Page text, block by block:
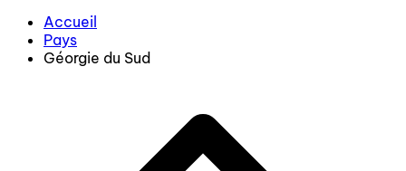
Accueil
Pays
Géorgie du Sud